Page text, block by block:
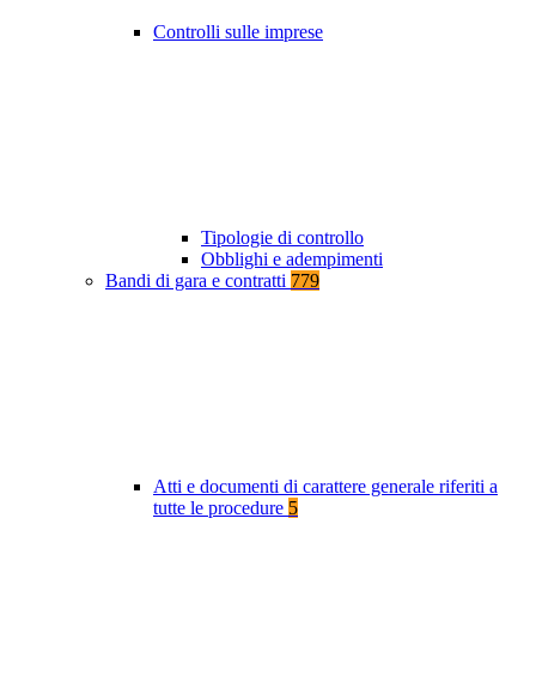
Controlli sulle imprese
Tipologie di controllo
Obblighi e adempimenti
Bandi di gara e contratti 779
Atti e documenti di carattere generale riferiti a
tutte le procedure 5